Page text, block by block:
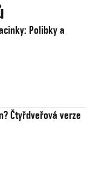
Polibky a
Čtyřdveřová verze